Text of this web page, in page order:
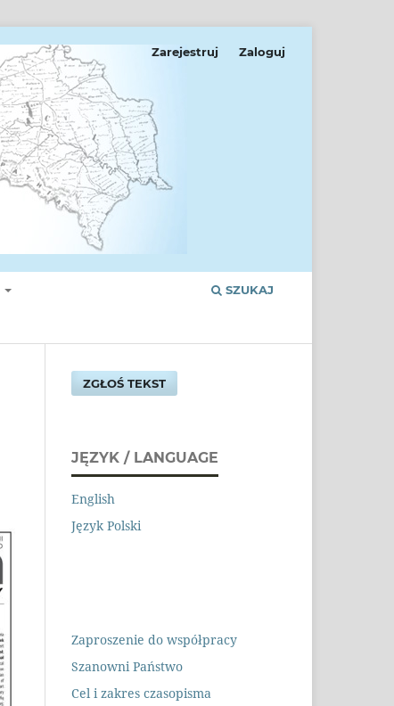
SZUKAJ
Zarejestruj Zaloguj
ZGŁOŚ TEKST
JĘZYK / LANGUAGE
English
Język Polski
Zaproszenie do współpracy
Szanowni Państwo
Cel i zakres czasopisma